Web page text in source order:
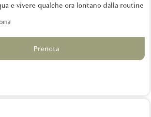
e vivere qualche ora lontano dalla routine
Prenota